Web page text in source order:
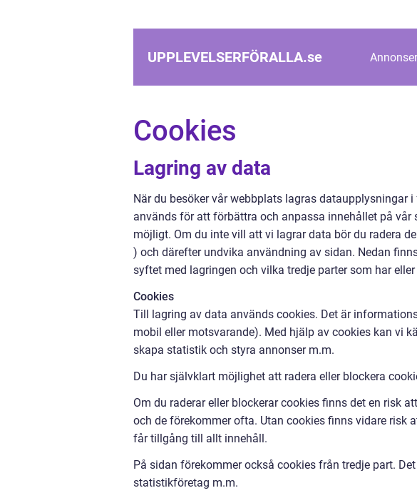
UPPLEVELSERFÖRALLA.se
Cookies
Lagring av data
När du besöker vår webbplats lagras dataupplysningar
används för att förbättra och anpassa innehållet på
möjligt. Om du inte vill att vi lagrar data bör du radera
) och därefter undvika användning av sidan. Nedan
syftet med lagringen och vilka tredje parter som har
Cookies
Till lagring av data används cookies. Det är
mobil eller motsvarande). Med hjälp av cookies kan vi
skapa statistik och styra annonser m.m.
Du har självklart möjlighet att radera eller blockera
Om du raderar eller blockerar cookies finns det en risk
och de förekommer ofta. Utan cookies finns vidare risk
får tillgång till allt innehåll.
På sidan förekommer också cookies från tredje part.
statistikföretag m.m.